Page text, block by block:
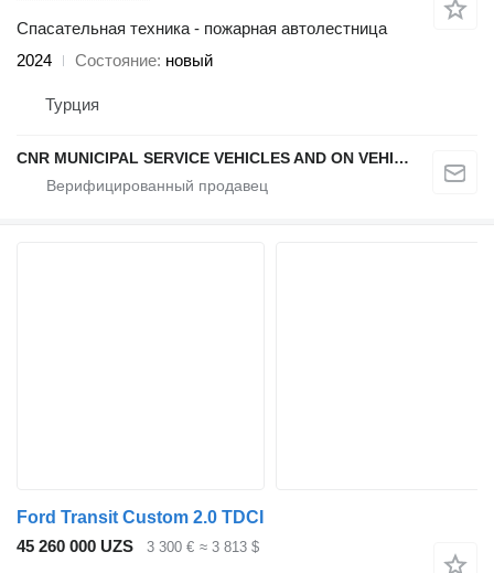
Спасательная техника - пожарная автолестница
2024
Состояние новый
Турция
CNR MUNICIPAL SERVICE VEHICLES AND ON VEHICLE EQUIPMENT INDUSTRY TRADE LIMITED COMPANY
Ford Transit Custom 2.0 TDCI
45 260 000 UZS
3 300 € ≈ 3 813 $